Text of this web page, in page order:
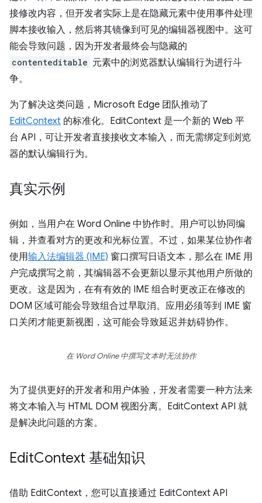
接修改内容，但开发者实际上是在隐藏元素中使用事件处理
脚本接收输入，然后将其镜像到可见的编辑器视图中。这可
能会导致问题，因为开发者最终会与隐藏的
contenteditable 元素中的浏览器默认编辑行为进行斗
争。
为了解决这类问题，Microsoft Edge 团队推动了
EditContext 的标准化。EditContext 是一个新的 Web 平
台 API，可让开发者直接接收文本输入，而无需绑定到浏览
器的默认编辑行为。
真实示例
例如，当用户在 Word Online 中协作时。用户可以协同编
辑，并查看对方的更改和光标位置。不过，如果某位协作者
使用输入法编辑器 (IME) 窗口撰写日语文本，那么在 IME 用
户完成撰写之前，其编辑器不会更新以显示其他用户所做的
更改。这是因为，在有有效的 IME 组合时更改正在修改的
DOM 区域可能会导致组合过早取消。应用必须等到 IME 窗
口关闭才能更新视图，这可能会导致延迟并妨碍协作。
在 Word Online 中撰写文本时无法协作
为了提供更好的开发者和用户体验，开发者需要一种方法来
将文本输入与 HTML DOM 视图分离。EditContext API 就
是解决此问题的方案。
EditContext 基础知识
借助 EditContext，您可以直接通过 EditContext API